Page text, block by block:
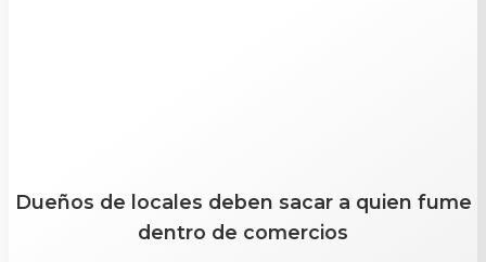
Dueños de locales deben sacar a quien fume
dentro de comercios